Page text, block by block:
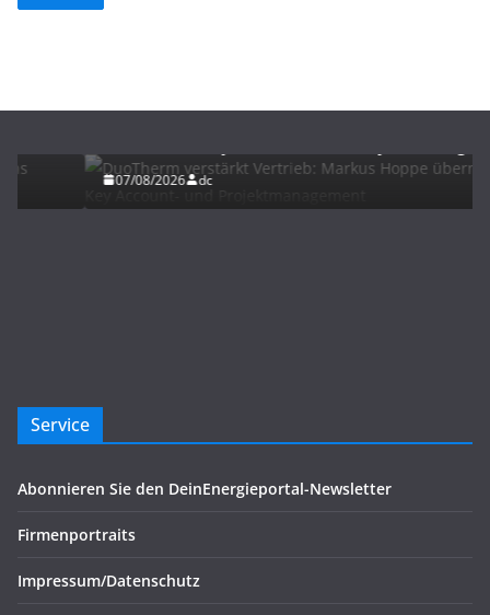
07/08/2026 dc
Service
Abonnieren Sie den DeinEnergieportal-Newsletter
Firmenportraits
Impressum/Datenschutz